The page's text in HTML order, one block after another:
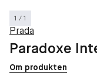
1 / 1
Prada
Paradoxe
Om produkten